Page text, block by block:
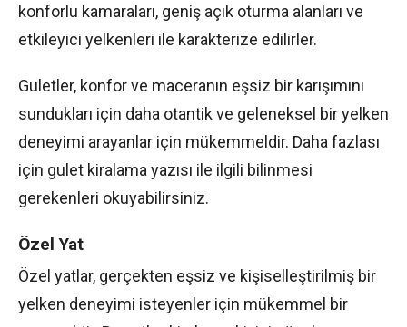
konforlu kamaraları, geniş açık oturma alanları ve
etkileyici yelkenleri ile karakterize edilirler.
Guletler, konfor ve maceranın eşsiz bir karışımını
sundukları için daha otantik ve geleneksel bir yelken
deneyimi arayanlar için mükemmeldir. Daha fazlası
için gulet kiralama yazısı ile ilgili bilinmesi
gerekenleri okuyabilirsiniz.
Özel Yat
Özel yatlar, gerçekten eşsiz ve kişiselleştirilmiş bir
yelken deneyimi isteyenler için mükemmel bir